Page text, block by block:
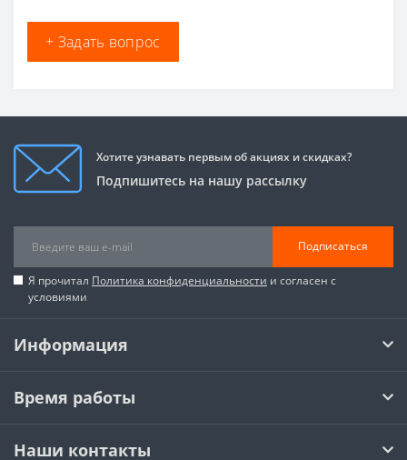
+ Задать вопрос
Хотите узнавать первым об акциях и скидках?
Подпишитесь на нашу рассылку
Подписаться
Я прочитал Политика конфиденциальности и согласен с
условиями
Информация
Время работы
Наши контакты